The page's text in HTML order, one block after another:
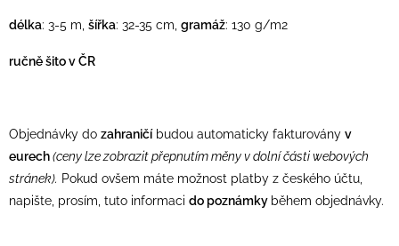
délka: 3-5 m, šířka: 32-35 cm, gramáž: 130 g/m2
ručně šito v ČR
Objednávky do zahraničíbudou automaticky fakturovány v
eurech(ceny lze zobrazit přepnutím měny v dolní části webových
stránek). Pokud ovšem máte možnost platby z českého účtu,
napište, prosím, tuto informaci do poznámky během objednávky.